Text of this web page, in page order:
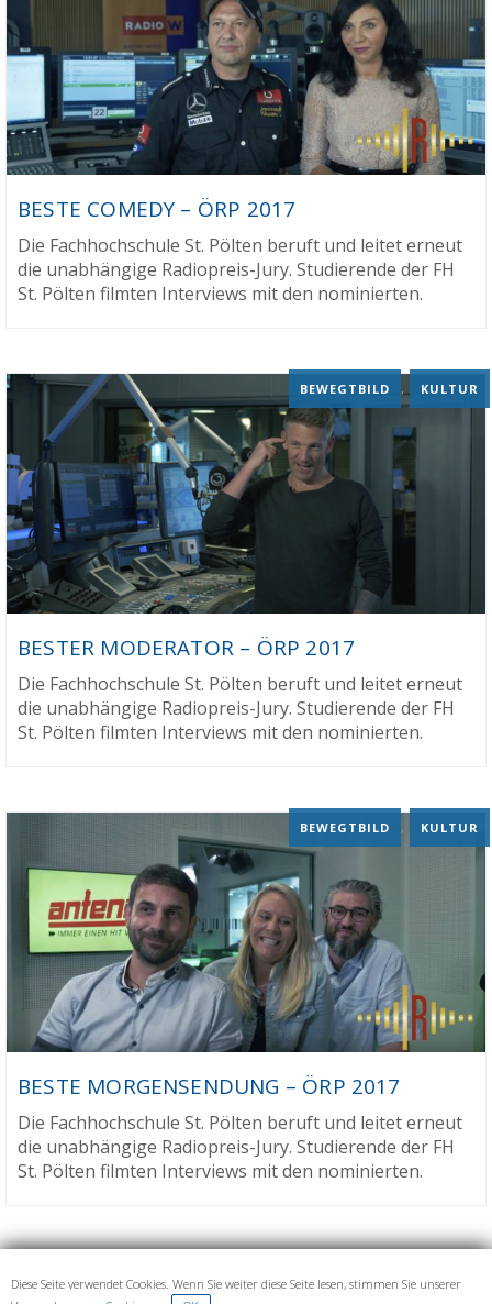
BESTE COMEDY – ÖRP 2017
Die Fachhochschule St. Pölten beruft und leitet erneut
die unabhängige Radiopreis-Jury. Studierende der FH
St. Pölten filmten Interviews mit den nominierten.
BESTER MODERATOR – ÖRP 2017
BEWEGTBILD , KULTUR
Die Fachhochschule St. Pölten beruft und leitet erneut
die unabhängige Radiopreis-Jury. Studierende der FH
St. Pölten filmten Interviews mit den nominierten.
BESTE MORGENSENDUNG – ÖRP 2017
BEWEGTBILD , KULTUR
Die Fachhochschule St. Pölten beruft und leitet erneut
die unabhängige Radiopreis-Jury. Studierende der FH
St. Pölten filmten Interviews mit den nominierten.
Diese Seite verwendet Cookies. Wenn Sie weiter diese Seite lesen, stimmen Sie unserer